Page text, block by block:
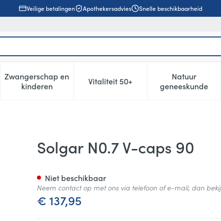
Veilige betalingen Apothekersadvies Snelle beschikbaarheid
verzorging en hygiëne categorie
voor Dieet, voeding en vitamines categorie
Zwangerschap en
kinderenToon submenu voor Zwangerschap en kinderen
Vitaliteit 50+Toon submenu voor Vitaliteit
Natuur
geneeskunde
Toon
Solgar N0.7 V-caps 90
€ 137,95
Niet beschikbaar
Neem contact op met ons via telefoon of e-mail, dan